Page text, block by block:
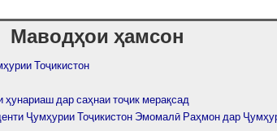
Маводҳои ҳамсон
Тоҷикистон
ҳунариаш дар саҳнаи тоҷик мерақсад
Ҷумҳурии Тоҷикистон Эмомалӣ Раҳмон дар